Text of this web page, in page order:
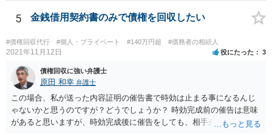
5 金銭借用契約書のみで債権を回収したい
#債権回収代行 #個人・プライベート #140万円超 #債務者の相続人
2021年11月12日 役にたった 3
債権回収に強い弁護士
原田 和幸 弁護士
この場合、私が送った内容証明の催告書で時効は止まる事になるんじ
ゃないかと思うのですが？どうでしょうか？ 時効完成前の催告は意味
があると思いますが、時効完成後に催告をしても、相手が時効の援用